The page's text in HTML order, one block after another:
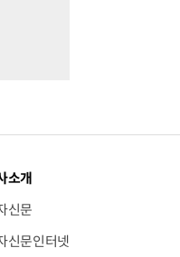
소개
신문
신문인터넷